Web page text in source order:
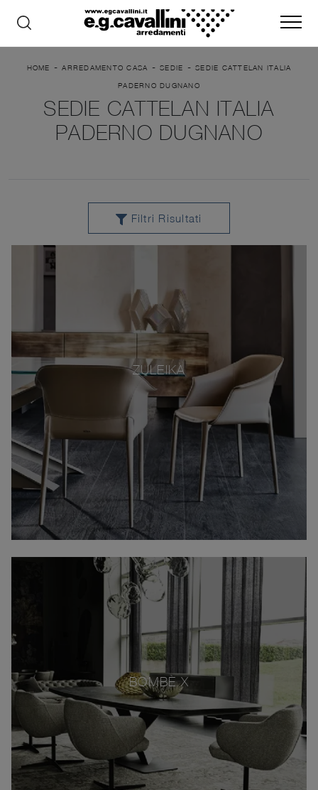
HOME -ARREDAMENTO CASA -SEDIE -SEDIE CATTELAN ITALIA
PADERNO DUGNANO
SEDIE CATTELAN ITALIA
PADERNO DUGNANO
Filtri Risultati
ZULEIKA
BOMBÈ X